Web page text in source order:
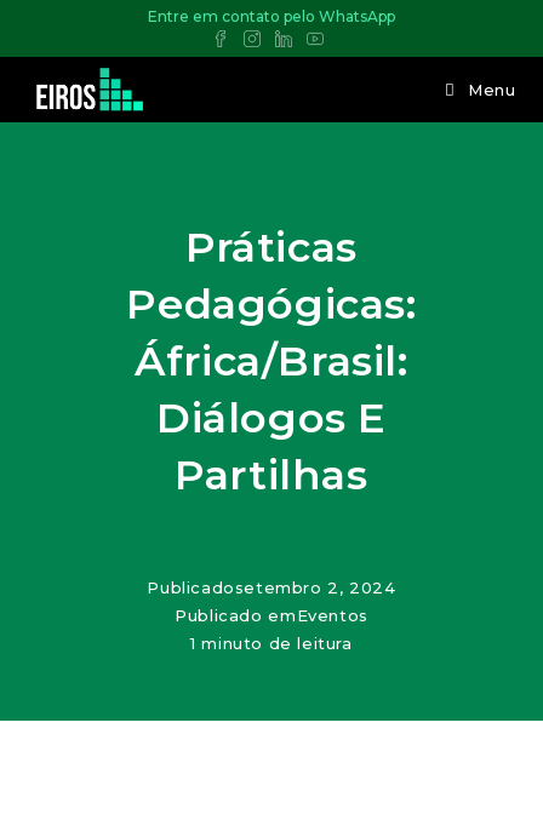
Entre em contato pelo WhatsApp
Menu
Práticas
Pedagógicas:
África/Brasil:
Diálogos E
Partilhas
Publicadosetembro 2, 2024
Publicado emEventos
1 minuto de leitura